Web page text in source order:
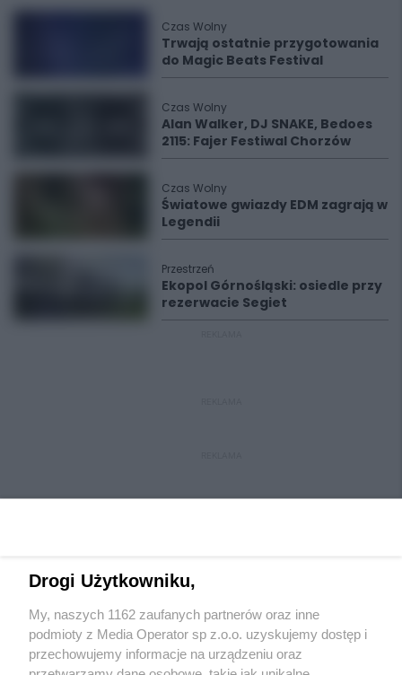
Czas Wolny
Trwają ostatnie przygotowania
do Magic Beats Festival
Czas Wolny
Alan Walker, DJ SNAKE, Bedoes
2115: Fajer Festiwal Chorzów
Czas Wolny
Światowe gwiazdy EDM zagrają w
Legendii
Przestrzeń
Ekopol Górnośląski: osiedle przy
rezerwacie Segiet
Wydawca mediówlokalnych
Drogi Użytkowniku,
My, naszych 1162 zaufanych partnerów oraz inne
podmioty z Media Operator sp z.o.o. uzyskujemy dostęp i
przechowujemy informacje na urządzeniu oraz